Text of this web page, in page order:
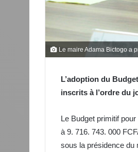
Le maire Adama Bictogo a
L’adoption du
inscrits à l’ordre du
Le Budget primitif
à 9. 716. 743. 000
sous la présidence du